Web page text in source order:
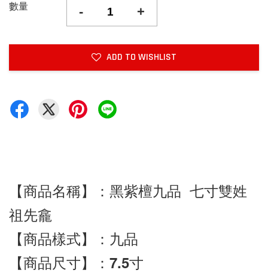
數量 - +
ADD TO WISHLIST
【商品名稱】：黑紫檀九品  七寸雙姓
祖先龕
【商品尺寸】：7.5寸